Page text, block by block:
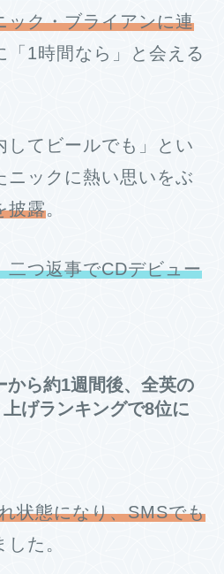
ック・ブライアンに連
「1時間なら」と会える
してビールでも」とい
ニックに熱い思いをぶ
披露。
二つ返事でCDデビュー
から約1週間後、全英の
げランキングで8位に
状態になり、SMSでも
た。